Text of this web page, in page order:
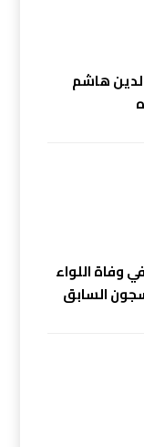
هاشم
وفاة اللواء
السابق